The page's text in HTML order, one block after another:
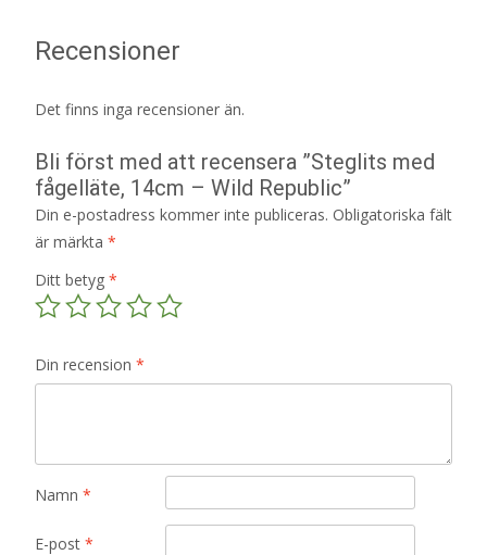
Recensioner
Det finns inga recensioner än.
Bli först med att recensera ”Steglits med
fågelläte, 14cm – Wild Republic”
Din e-postadress kommer inte publiceras. Obligatoriska fält
är märkta *
Ditt betyg *
Din recension *
Namn *
E-post *